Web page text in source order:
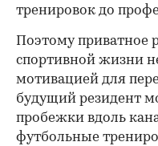
тренировок до
Поэтому приватное
спортивной жизни
мотивацией для
будущий резидент
пробежки вдоль
футбольные